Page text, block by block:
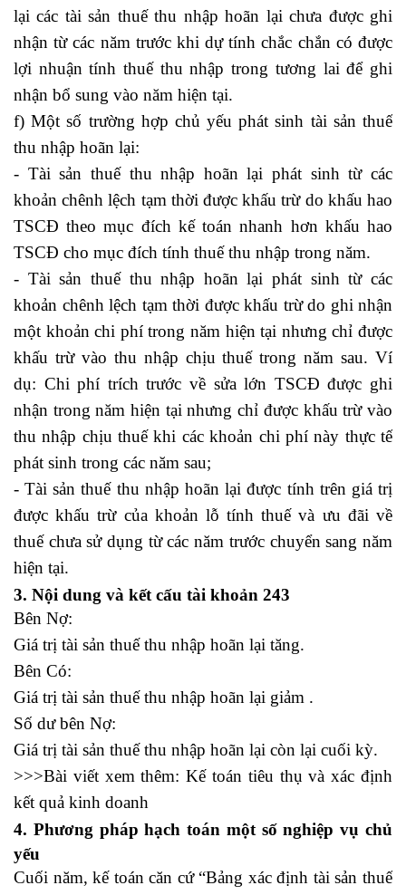
lại các tài sản thuế thu nhập hoãn lại chưa được ghi
nhận từ các năm trước khi dự tính chắc chắn có được
lợi nhuận tính thuế thu nhập trong tương lai để ghi
nhận bổ sung vào năm hiện tại.
f) Một số trường hợp chủ yếu phát sinh tài sản thuế
thu nhập hoãn lại:
- Tài sản thuế thu nhập hoãn lại phát sinh từ các
khoản chênh lệch tạm thời được khấu trừ do khấu hao
TSCĐ theo mục đích kế toán nhanh hơn khấu hao
TSCĐ cho mục đích tính thuế thu nhập trong năm.
- Tài sản thuế thu nhập hoãn lại phát sinh từ các
khoản chênh lệch tạm thời được khấu trừ do ghi nhận
một khoản chi phí trong năm hiện tại nhưng chỉ được
khấu trừ vào thu nhập chịu thuế trong năm sau. Ví
dụ: Chi phí trích trước về sửa lớn TSCĐ được ghi
nhận trong năm hiện tại nhưng chỉ được khấu trừ vào
thu nhập chịu thuế khi các khoản chi phí này thực tế
phát sinh trong các năm sau;
- Tài sản thuế thu nhập hoãn lại được tính trên giá trị
được khấu trừ của khoản lỗ tính thuế và ưu đãi về
thuế chưa sử dụng từ các năm trước chuyển sang năm
hiện tại.
3. Nội dung và kết cấu tài khoản 243
Bên Nợ:
Giá trị tài sản thuế thu nhập hoãn lại tăng.
Bên Có:
Giá trị tài sản thuế thu nhập hoãn lại giảm .
Số dư bên Nợ:
Giá trị tài sản thuế thu nhập hoãn lại còn lại cuối kỳ.
>>>Bài viết xem thêm:Kế toán tiêu thụ và xác định
kết quả kinh doanh
4. Phương pháp hạch toán một số nghiệp vụ chủ
yếu
Cuối năm, kế toán căn cứ “Bảng xác định tài sản thuế